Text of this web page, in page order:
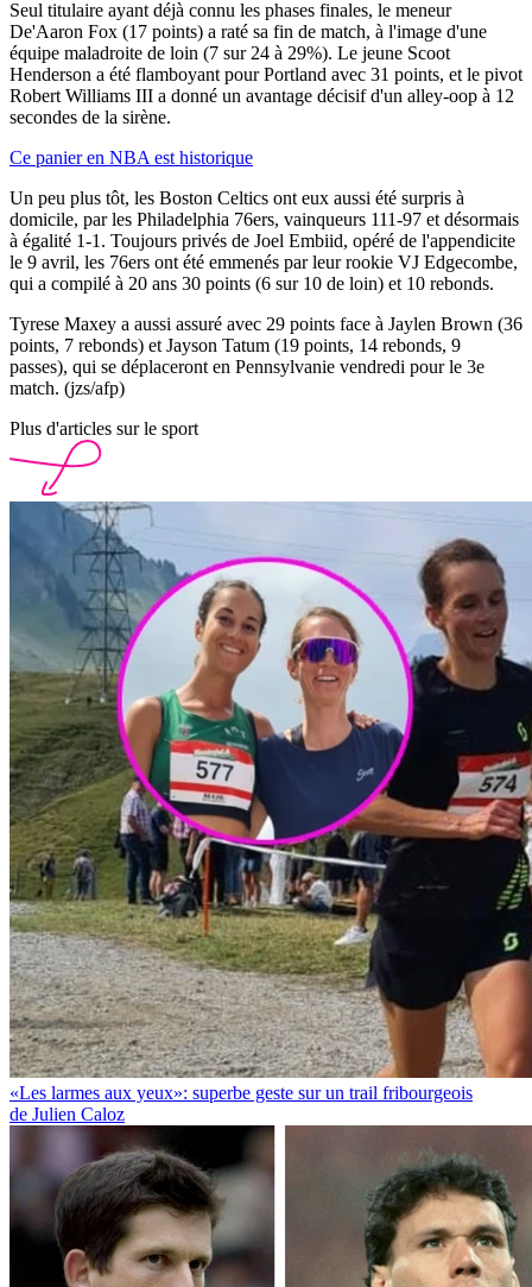
Seul titulaire ayant déjà connu les phases finales, le meneur
De'Aaron Fox (17 points) a raté sa fin de match, à l'image d'une
équipe maladroite de loin (7 sur 24 à 29%). Le jeune Scoot
Henderson a été flamboyant pour Portland avec 31 points, et le pivot
Robert Williams III a donné un avantage décisif d'un alley-oop à 12
secondes de la sirène.
Ce panier en NBA est historique
Un peu plus tôt, les Boston Celtics ont eux aussi été surpris à
domicile, par les Philadelphia 76ers, vainqueurs 111-97 et désormais
à égalité 1-1. Toujours privés de Joel Embiid, opéré de l'appendicite
le 9 avril, les 76ers ont été emmenés par leur rookie VJ Edgecombe,
qui a compilé à 20 ans 30 points (6 sur 10 de loin) et 10 rebonds.
Tyrese Maxey a aussi assuré avec 29 points face à Jaylen Brown (36
points, 7 rebonds) et Jayson Tatum (19 points, 14 rebonds, 9
passes), qui se déplaceront en Pennsylvanie vendredi pour le 3e
match. (jzs/afp)
Plus d'articles sur le sport
«Les larmes aux yeux»: superbe geste sur un trail fribourgeois
de Julien Caloz